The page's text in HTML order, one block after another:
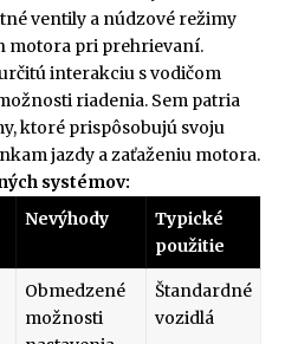
ventily a núdzové režimy
motora pri prehrievaní.
interakciu s vodičom
riadenia. Sem patria
ktoré prispôsobujú svoju
jazdy a zaťaženiu motora.
systémov:
Nevýhody
Typické
použitie
Obmedzené
možnosti
Štandardné
vozidlá